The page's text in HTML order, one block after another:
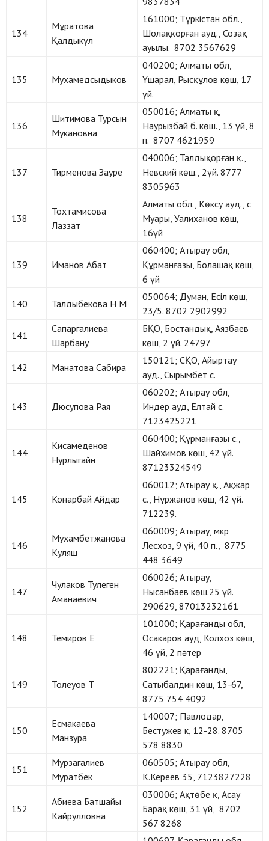
134
Мұратова
Қалдыкүл
161000; Түркістан обл.,
Шолаққорған ауд., Созақ
ауылы. 8702 3567629
135 Мухамедсыдыков
040200; Алматы обл,
Үшарал, Рысқұлов көш, 17
үй.
136
Шитимова Турсын
Мукановна
050016; Алматы қ,
Наурызбай б. көш., 13 үй, 8
п. 8707 4621959
137 Тирменова Зауре
040006; Талдықорған қ.,
Невский көш., 2үй. 8777
8305963
138
Тохтамисова
Лаззат
Алматы обл., Көксу ауд., с
Муары, Уалиханов көш,
16үй
139 Иманов Абат
060400; Атырау обл,
Құрманғазы, Болашақ көш,
6 үй
140 Талдыбекова Н М
050064; Думан, Есіл көш,
23/5. 8702 2902992
141
Сапаргалиева
Шарбану
БҚО, Бостандық, Аязбаев
көш, 2 үй. 24797
142 Манатова Сабира
150121; СҚО, Айыртау
ауд., Сырымбет с.
143 Дюсупова Рая
060202; Атырау обл,
Индер ауд, Елтай с.
7123425221
144
Кисамеденов
Нурлыгайн
060400; Құрманғазы с.,
Шайхимов көш, 42 үй.
87123324549
145 Конарбай Айдар
060012; Атырау қ., Ақжар
с., Нұржанов көш, 42 үй.
712239.
146
Мухамбетжанова
Куляш
060009; Атырау, мкр
Лесхоз, 9 үй, 40 п., 8775
448 3649
147
Чулаков Тулеген
Аманаевич
060026; Атырау,
Нысанбаев көш.25 үй.
290629, 87013232161
148 Темиров Е
101000; Қарағанды обл,
Осакаров ауд, Колхоз көш,
46 үй, 2 пәтер
149 Толеуов Т
802221; Қарағанды,
Сатыбалдин көш, 13-67,
8775 754 4092
150
Есмакаева
Манзура
140007; Павлодар,
Бестужев к, 12-28. 8705
578 8830
151
Мурзагалиев
Муратбек
060505; Атырау обл,
К.Кереев 35, 7123827228
152
Абиева Батшайы
Кайрулловна
030006; Ақтөбе қ, Асау
Барақ көш, 31 үй, 8702
567 8268